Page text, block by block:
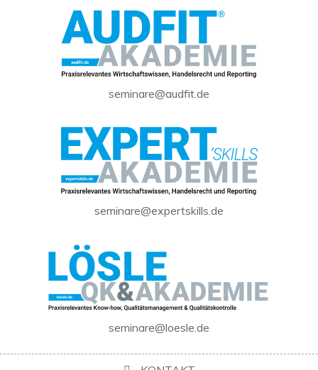
seminare@audfit.de
seminare@expertskills.de
seminare@loesle.de